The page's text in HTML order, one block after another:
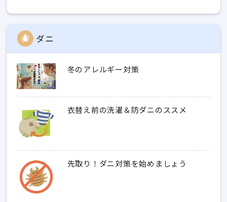
ダニ
冬のアレルギー対策
衣替え前の洗濯＆防ダニのススメ
先取り！ダニ対策を始めましょう